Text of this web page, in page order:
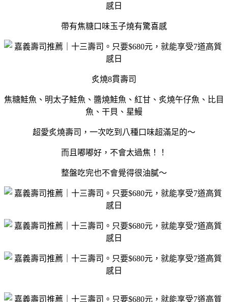
帶有焦糖口味玉子燒有驚喜感
炙燒8貫壽司
焦糖鮭魚、明太子鮭魚、醬燒鮭魚、紅甘、炙燒午仔魚、比目
魚、干貝、星鰻
超愛炙燒壽司，一次吃到八種口味超滿足的～
而且嘟嘟好，不會太過焦！！
整盤吃完也不會覺得很油膩～